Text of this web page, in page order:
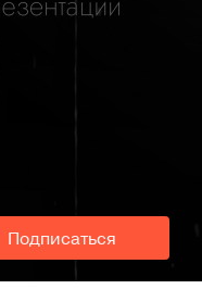
Подписаться